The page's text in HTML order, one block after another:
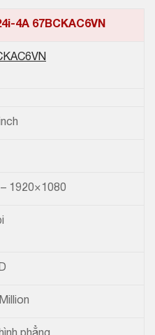
4A 67BCKAC6VN
1920×1080